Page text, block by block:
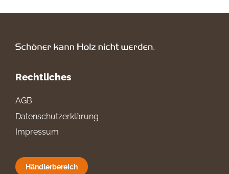
Rechtliches
AGB
Datenschutzerklärung
Impressum
Händlerbereich